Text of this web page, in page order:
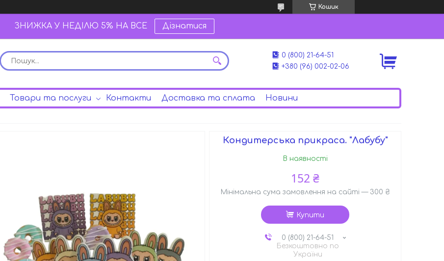
Кошик
ЗНИЖКА У НЕДІЛЮ 5% НА ВСЕ Дізнатися
0 (800) 21-64-51
+380 (96) 002-02-06
Товари та послуги Контакти Доставка та сплата Новини
Кондитерська прикраса. "Лабубу"
В наявності
152 ₴
Мінімальна сума замовлення на сайті — 300 ₴
Купити
0 (800) 21-64-51
Безкоштовно по
України